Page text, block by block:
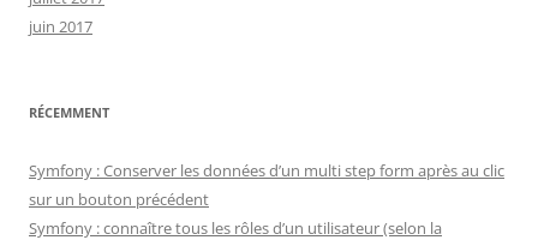
juin 2017
RÉCEMMENT
Symfony : Conserver les données d’un multi step form après au clic
sur un bouton précédent
Symfony : connaître tous les rôles d’un utilisateur (selon la